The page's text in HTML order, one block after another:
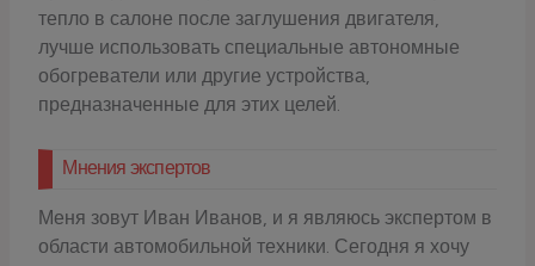
тепло в салоне после заглушения двигателя,
лучше использовать специальные автономные
обогреватели или другие устройства,
предназначенные для этих целей.
Мнения экспертов
Меня зовут Иван Иванов, и я являюсь экспертом в
области автомобильной техники. Сегодня я хочу